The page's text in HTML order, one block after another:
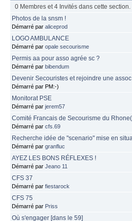
0 Membres et 4 Invités dans cette section.
Photos de la snsm !
Démarré par aliceprod
LOGO AMBULANCE
Démarré par opale secourisme
Permis aa pour asso agrée sc ?
Démarré par bibendum
Devenir Secouristes et rejoindre une
Démarré par PM:-)
Monitorat PSE
Démarré par jerem57
Comité Francais de Secourisme du
Démarré par cfs.69
Recherche idée de "scenario" mise en
Démarré par granfluc
AYEZ LES BONS RÉFLEXES !
Démarré par Jeano 11
CFS 37
Démarré par fiestarock
CFS 75
Démarré par Priss
Où s'engager [dans le 59]